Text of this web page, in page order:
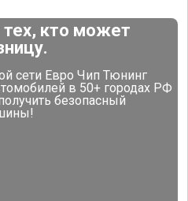
кто может
сети Евро Чип Тюнинг
в 50+ городах РФ
безопасный